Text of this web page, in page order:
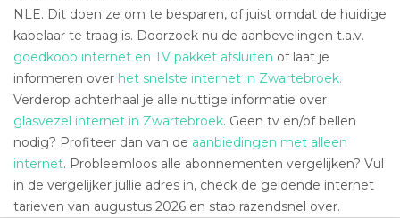
NLE. Dit doen ze om te besparen, of juist omdat de huidige
kabelaar te traag is. Doorzoek nu de aanbevelingen t.a.v.
goedkoop internet en TV pakket afsluiten of laat je
informeren over het snelste internet in Zwartebroek.
Verderop achterhaal je alle nuttige informatie over
glasvezel internet in Zwartebroek. Geen tv en/of bellen
nodig? Profiteer dan van de aanbiedingen met alleen
internet. Probleemloos alle abonnementen vergelijken? Vul
in de vergelijker jullie adres in, check de geldende internet
tarieven van augustus 2026 en stap razendsnel over.